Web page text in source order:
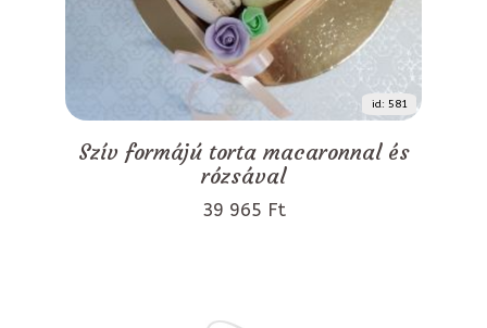
id: 581
Szív formájú torta macaronnal és
rózsával
39 965 Ft